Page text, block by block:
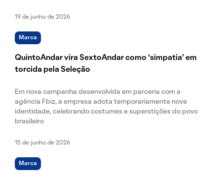
19 de junho de 2026
Marca
QuintoAndar vira SextoAndar como ‘simpatia’ em
torcida pela Seleção
Em nova campanha desenvolvida em parceria com a
agência Fbiz, a empresa adota temporariamente nova
identidade, celebrando costumes e superstições do povo
brasileiro
15 de junho de 2026
Marca